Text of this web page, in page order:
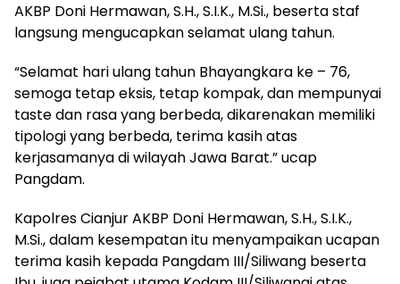
AKBP Doni Hermawan, S.H., S.I.K., M.Si., beserta staf
langsung mengucapkan selamat ulang tahun.
“Selamat hari ulang tahun Bhayangkara ke – 76,
semoga tetap eksis, tetap kompak, dan mempunyai
taste dan rasa yang berbeda, dikarenakan memiliki
tipologi yang berbeda, terima kasih atas
kerjasamanya di wilayah Jawa Barat.” ucap
Pangdam.
Kapolres Cianjur AKBP Doni Hermawan, S.H., S.I.K.,
M.Si., dalam kesempatan itu menyampaikan ucapan
terima kasih kepada Pangdam III/Siliwang beserta